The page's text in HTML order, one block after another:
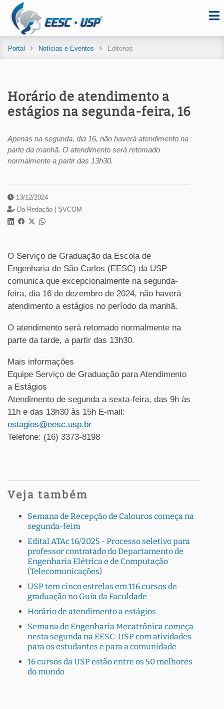
Portal Notícias e Eventos Editorias
Horário de atendimento a
estágios na segunda-feira, 16
Apenas na segunda, dia 16, não haverá atendimento na
parte da manhã. O atendimento será retomado
normalmente a partir das 13h30.
13/12/2024
Da Redação | SVCOM
O Serviço de Graduação da Escola de
Engenharia de São Carlos (EESC) da USP
comunica que excepcionalmente na segunda-
feira, dia 16 de dezembro de 2024, não haverá
atendimento a estágios no período da manhã.
O atendimento será retomado normalmente na
parte da tarde, a partir das 13h30.
Mais informações
Equipe Serviço de Graduação para Atendimento
a Estágios
Atendimento de segunda a sexta-feira, das 9h às
11h e das 13h30 às 15h E-mail:
estagios@eesc.usp.br
Telefone: (16) 3373-8198
Veja também
Semana de Recepção de Calouros começa na
segunda-feira
Edital ATAc 16/2025 - Processo seletivo para
professor contratado do Departamento de
Engenharia Elétrica e de Computação
(Telecomunicações)
USP tem cinco estrelas em 116 cursos de
graduação no Guia da Faculdade
Horário de atendimento a estágios
Semana de Engenharia Mecatrônica começa
nesta segunda na EESC-USP com atividades
para os estudantes e para a comunidade
16 cursos da USP estão entre os 50 melhores
do mundo